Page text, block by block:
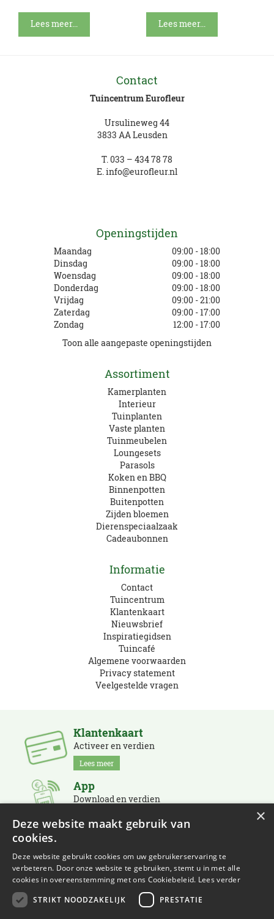
Lees meer... Lees meer...
Contact
Tuincentrum Eurofleur
Ursulineweg 44
3833 AA Leusden
T. 033 – 434 78 78
E. info@eurofleur.nl
Openingstijden
Maandag
09:00 - 18:00
Dinsdag
09:00 - 18:00
Woensdag
09:00 - 18:00
Donderdag
09:00 - 18:00
Vrijdag
09:00 - 21:00
Zaterdag
09:00 - 17:00
Zondag
12:00 - 17:00
Toon alle aangepaste openingstijden
Assortiment
Kamerplanten
Interieur
Tuinplanten
Vaste planten
Tuinmeubelen
Loungesets
Parasols
Koken en BBQ
Binnenpotten
Buitenpotten
Zijden bloemen
Dierenspeciaalzaak
Cadeaubonnen
Informatie
Contact
Tuincentrum
Klantenkaart
Nieuwsbrief
Inspiratiegidsen
Tuincafé
Algemene voorwaarden
Privacy statement
Veelgestelde vragen
Klantenkaart
Activeer en verdien
Lees meer
App
Download en verdien
Schrijf je in en blijf op de hoogte
Lees meer
×
Deze website maakt gebruik van
cookies.
Deze website gebruikt cookies om uw gebruikerservaring te
verbeteren. Door onze website te gebruiken, stemt u in met alle
cookies in overeenstemming met ons Cookiebeleid. Lees verder
STRIKT NOODZAKELIJK
PRESTATIE